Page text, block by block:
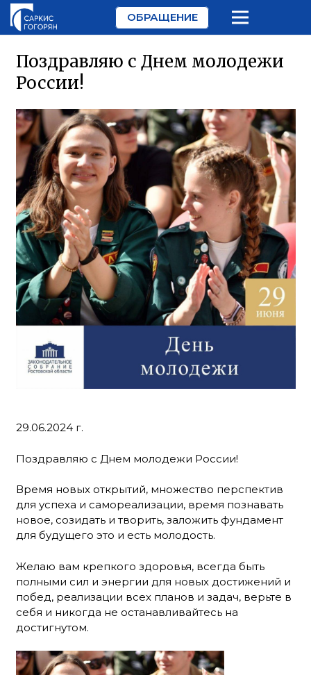
ОБРАЩЕНИЕ
Поздравляю с Днем молодежи
России!
29.06.2024 г.
Поздравляю с Днем молодежи России!
Время новых открытий, множество перспектив
для успеха и самореализации, время познавать
новое, созидать и творить, заложить фундамент
для будущего это и есть молодость.
Желаю вам крепкого здоровья, всегда быть
полными сил и энергии для новых достижений и
побед, реализации всех планов и задач, верьте в
себя и никогда не останавливайтесь на
достигнутом.